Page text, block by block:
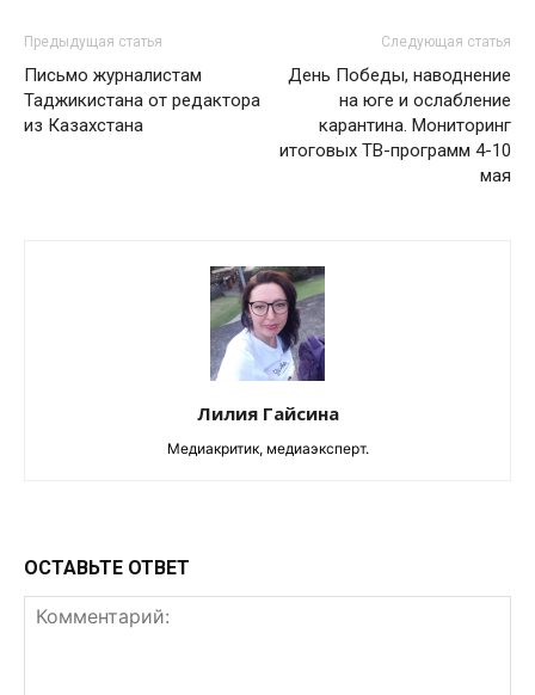
Предыдущая статья
Письмо журналистам
Таджикистана от редактора
из Казахстана
Следующая статья
День Победы, наводнение
на юге и ослабление
карантина. Мониторинг
итоговых ТВ-программ 4-10
мая
Лилия Гайсина
Медиакритик, медиаэксперт.
ОСТАВЬТЕ ОТВЕТ